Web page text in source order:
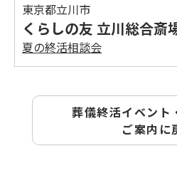
東京都立川市
くらしの友 立川総合斎
夏の終活相談会
葬儀終活イベント
ご案内に